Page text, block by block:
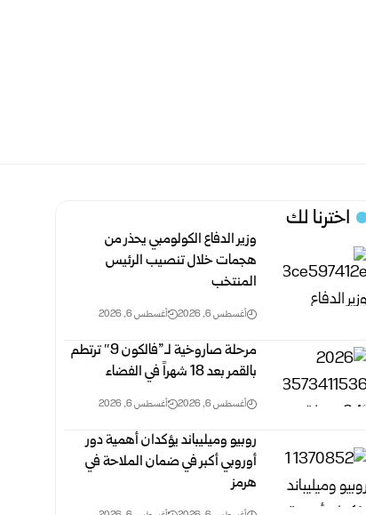
اخترنا لك
وزير الدفاع الكولومبي يحذر من
هجمات خلال تنصيب الرئيس
المنتخب
أغسطس 6, 2026 أغسطس 6, 2026
مرحلة صاروخية لـ”فالكون 9″ ترتطم
بالقمر بعد 18 شهراً في الفضاء
أغسطس 6, 2026 أغسطس 6, 2026
روبيو وميليباند يؤكدان أهمية دور
أوروبي أكبر في ضمان الملاحة في
هرمز